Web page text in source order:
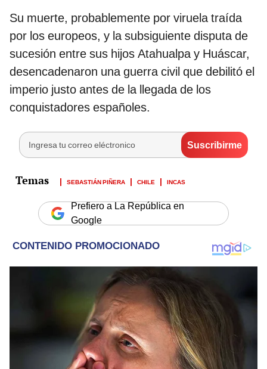
Su muerte, probablemente por viruela traída
por los europeos, y la subsiguiente disputa de
sucesión entre sus hijos Atahualpa y Huáscar,
desencadenaron una guerra civil que debilitó el
imperio justo antes de la llegada de los
conquistadores españoles.
SEBASTIÁN PIÑERA CHILE INCAS
Prefiero a La República en
Google